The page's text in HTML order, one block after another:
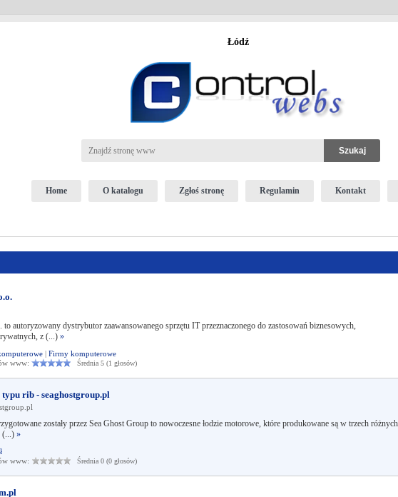
Łódź
Home O katalogu Zgłoś stronę Regulamin Kontakt
to autoryzowany dystrybutor zaawansowanego sprzętu IT przeznaczonego do zastosowań biznesowych,
z (...) »
| Firmy komputerowe
www:
Średnia 5 (1 głosów)
rib - seaghostgroup.pl
zostały przez Sea Ghost Group to nowoczesne łodzie motorowe, które produkowane są w trzech różnych
(...) »
www:
Średnia 0 (0 głosów)